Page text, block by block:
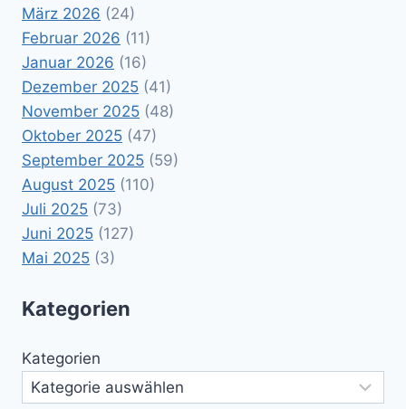
März 2026 (24)
Februar 2026 (11)
Januar 2026 (16)
Dezember 2025 (41)
November 2025 (48)
Oktober 2025 (47)
September 2025 (59)
August 2025 (110)
Juli 2025 (73)
Juni 2025 (127)
Mai 2025 (3)
Kategorien
Kategorien